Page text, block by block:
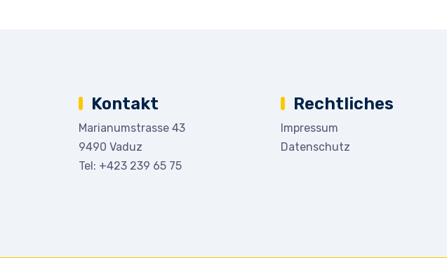
Kontakt
Marianumstrasse 43
9490 Vaduz
Tel: +423 239 65 75
Rechtliches
Impressum
Datenschutz